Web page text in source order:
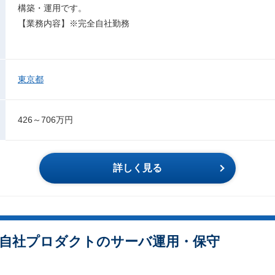
構築・運用です。
【業務内容】※完全自社勤務
東京都
426～706万円
詳しく見る
社プロダクトのサーバ運用・保守